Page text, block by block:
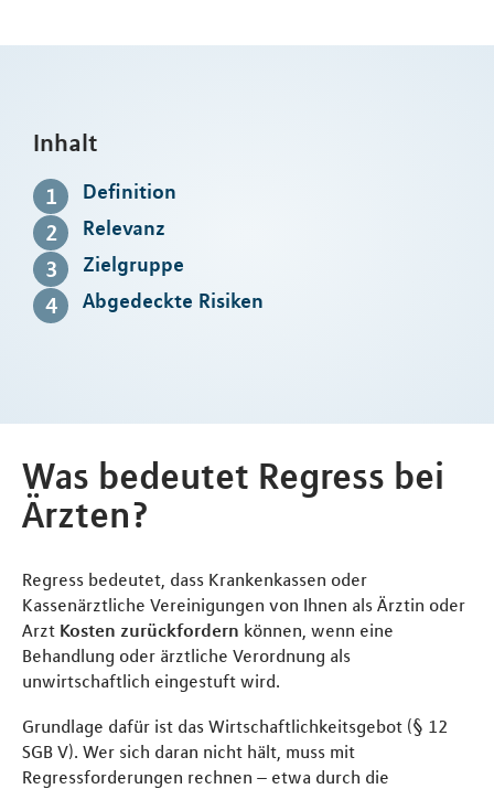
Inhalt
Definition
Relevanz
Zielgruppe
Abgedeckte Risiken
Was bedeutet Regress bei
Ärzten?
Regress bedeutet, dass Krankenkassen oder
Kassenärztliche Vereinigungen von Ihnen als Ärztin oder
Arzt Kosten zurückfordern können, wenn eine
Behandlung oder ärztliche Verordnung als
unwirtschaftlich eingestuft wird.
Grundlage dafür ist das Wirtschaftlichkeitsgebot (§ 12
SGB V). Wer sich daran nicht hält, muss mit
Regressforderungen rechnen – etwa durch die